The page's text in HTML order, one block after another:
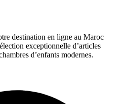
destination en ligne au Maroc
exceptionnelle d’articles
d’enfants modernes.